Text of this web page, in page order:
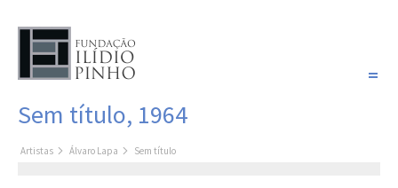
Sem título, 1964
Artistas Álvaro Lapa Sem título